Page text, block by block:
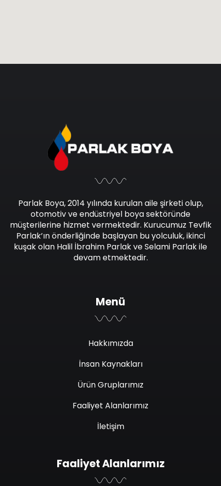
Parlak Boya, 2014 yılında kurulan aile şirketi olup,
otomotiv ve endüstriyel boya sektöründe
müşterilerine hizmet vermektedir. Kurucumuz Tevfik
Parlak’ın önderliğinde başlayan bu yolculuk, ikinci
kuşak olan Halil İbrahim Parlak ve Selami Parlak ile
devam etmektedir.
Menü
Hakkımızda
İnsan Kaynakları
Ürün Gruplarımız
Faaliyet Alanlarımız
İletişim
Faaliyet Alanlarımız